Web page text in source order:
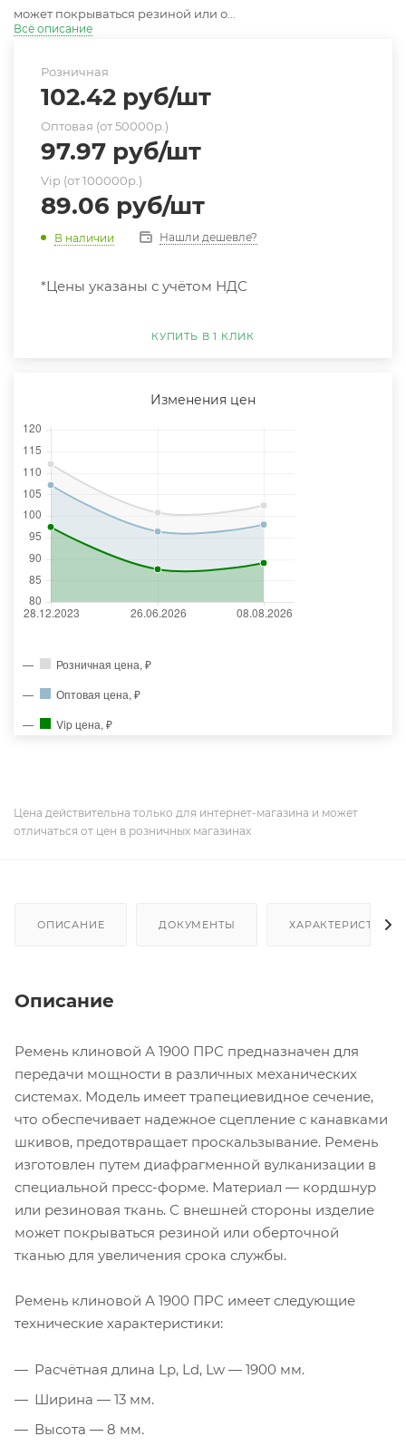
может покрываться резиной или о...
Всё описание
Розничная
102.42 руб/шт
Оптовая (от 50000р.)
97.97 руб/шт
Vip (от 100000р.)
89.06 руб/шт
В наличии Нашли дешевле?
*Цены указаны с учётом НДС
КУПИТЬ В 1 КЛИК
Изменения цен
Розничная цена, ₽
Оптовая цена, ₽
Vip цена, ₽
Цена действительна только для интернет-магазина и может
отличаться от цен в розничных магазинах
ОПИСАНИЕ ДОКУМЕНТЫ ХАРАКТЕРИСТИКИ
Описание
Ремень клиновой А 1900 ПРС предназначен для
передачи мощности в различных механических
системах. Модель имеет трапециевидное сечение,
что обеспечивает надежное сцепление с канавками
шкивов, предотвращает проскальзывание. Ремень
изготовлен путем диафрагменной вулканизации в
специальной пресс-форме. Материал — кордшнур
или резиновая ткань. С внешней стороны изделие
может покрываться резиной или оберточной
тканью для увеличения срока службы.
Ремень клиновой А 1900 ПРС имеет следующие
технические характеристики:
Расчётная длина Lp, Ld, Lw — 1900 мм.
Ширина — 13 мм.
Высота — 8 мм.